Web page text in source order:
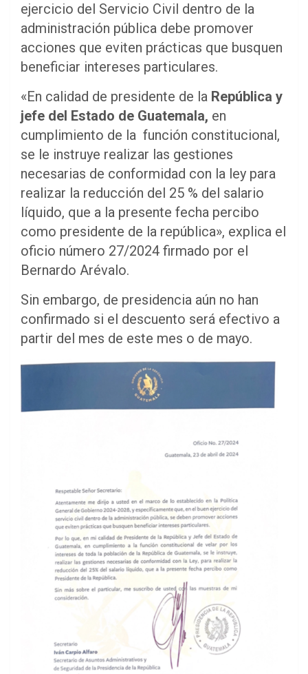
ejercicio del Servicio Civil dentro de la
administración pública debe promover
acciones que eviten prácticas que busquen
beneficiar intereses particulares.
«En calidad de presidente de la República y
jefe del Estado de Guatemala, en
cumplimiento de la función constitucional,
se le instruye realizar las gestiones
necesarias de conformidad con la ley para
realizar la reducción del 25 % del salario
líquido, que a la presente fecha percibo
como presidente de la república», explica el
oficio número 27/2024 firmado por el
Bernardo Arévalo.
Sin embargo, de presidencia aún no han
confirmado si el descuento será efectivo a
partir del mes de este mes o de mayo.